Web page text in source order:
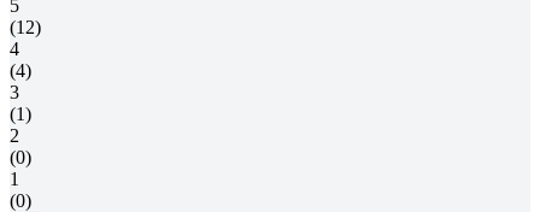
5
(12)
4
(4)
3
(1)
2
(0)
1
(0)